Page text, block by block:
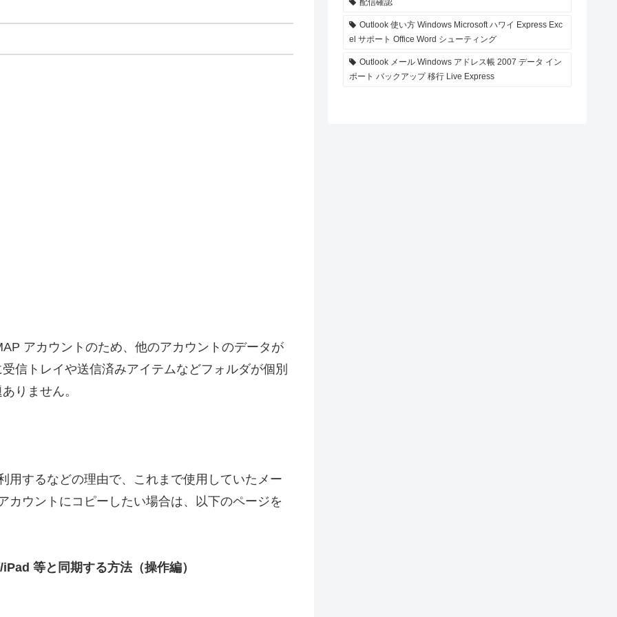
アカウントのため、他のアカウントのデータが
信トレイや送信済みアイテムなどフォルダが個別
りません。
用するなどの理由で、これまで使用していたメー
カウントにコピーしたい場合は、以下のページを
等と同期する方法（操作編）
配信確認
Outlook 使い方 Windows Microsoft ハワイ Express Exc
el サポート Office Word シューティング
Outlook メール Windows アドレス帳 2007 データ イン
ポート バックアップ 移行 Live Express